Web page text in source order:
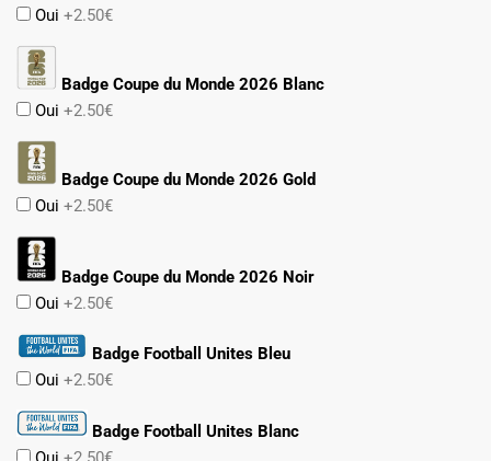
Oui +2.50€
Badge Coupe du Monde 2026 Blanc
Oui +2.50€
Badge Coupe du Monde 2026 Gold
Oui +2.50€
Badge Coupe du Monde 2026 Noir
Oui +2.50€
Badge Football Unites Bleu
Oui +2.50€
Badge Football Unites Blanc